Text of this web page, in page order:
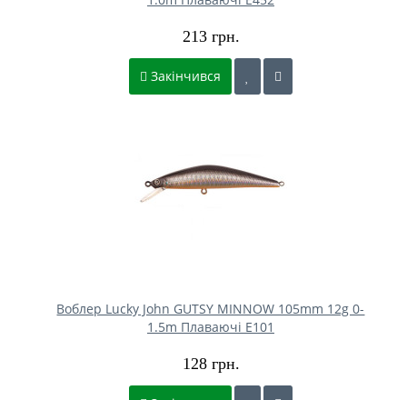
213 грн.
Закінчився
Воблер Lucky John GUTSY MINNOW 105mm 12g 0-
1.5m Плаваючі E101
128 грн.